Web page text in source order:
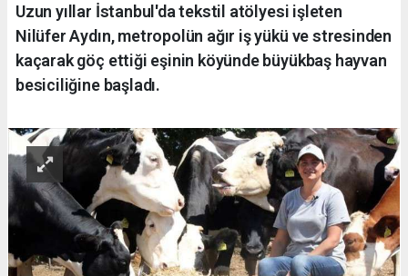
Uzun yıllar İstanbul'da tekstil atölyesi işleten
Nilüfer Aydın, metropolün ağır iş yükü ve stresinden
kaçarak göç ettiği eşinin köyünde büyükbaş hayvan
besiciliğine başladı.